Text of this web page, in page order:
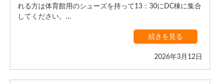
れる方は体育館用のシューズを持って13：30にDC棟に集合
してください。…
続きを見る
2026年3月12日